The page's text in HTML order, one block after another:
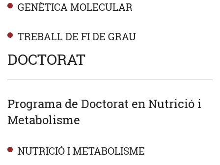
GENÈTICA MOLECULAR
TREBALL DE FI DE GRAU
DOCTORAT
Programa de Doctorat en Nutrició i
Metabolisme
NUTRICIÓ I METABOLISME